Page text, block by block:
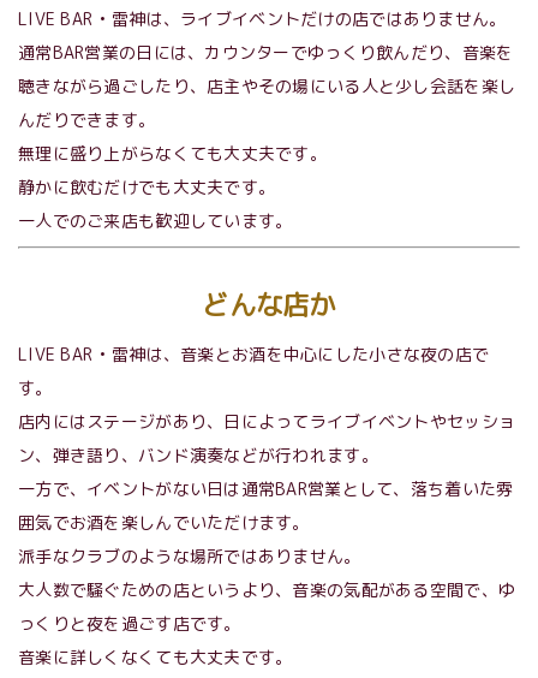
LIVE BAR • 雷神は、ライブイベントだけの店ではありません。
通常BAR営業の日には、カウンターでゆっくり飲んだり、音楽を
聴きながら過ごしたり、店主やその場にいる人と少し会話を楽し
んだりできます。
無理に盛り上がらなくても大丈夫です。
静かに飲むだけでも大丈夫です。
一人でのご来店も歓迎しています。
どんな店か
LIVE BAR • 雷神は、音楽とお酒を中心にした小さな夜の店で
す。
店内にはステージがあり、日によってライブイベントやセッショ
ン、弾き語り、バンド演奏などが行われます。
一方で、イベントがない日は通常BAR営業として、落ち着いた雰
囲気でお酒を楽しんでいただけます。
派手なクラブのような場所ではありません。
大人数で騒ぐための店というより、音楽の気配がある空間で、ゆ
っくりと夜を過ごす店です。
音楽に詳しくなくても大丈夫です。